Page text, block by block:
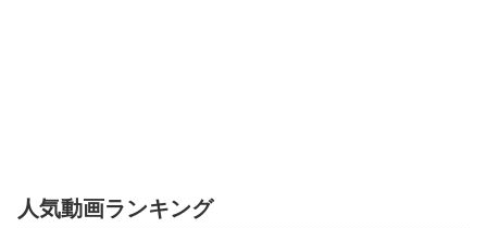
人気動画ランキング